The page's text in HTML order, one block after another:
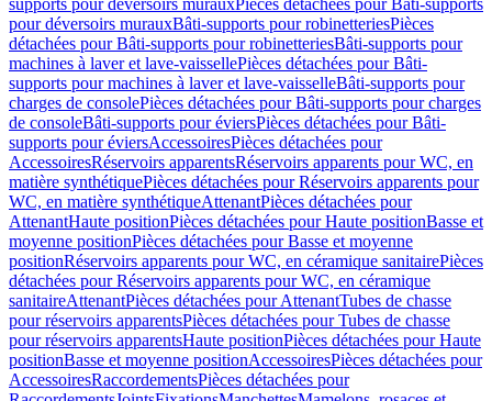
supports pour déversoirs murauxPièces détachées pour Bâti-supports
pour déversoirs murauxBâti-supports pour robinetteriesPièces
détachées pour Bâti-supports pour robinetteriesBâti-supports pour
machines à laver et lave-vaissellePièces détachées pour Bâti-
supports pour machines à laver et lave-vaisselleBâti-supports pour
charges de consolePièces détachées pour Bâti-supports pour charges
de consoleBâti-supports pour éviersPièces détachées pour Bâti-
supports pour éviersAccessoiresPièces détachées pour
AccessoiresRéservoirs apparentsRéservoirs apparents pour WC, en
matière synthétiquePièces détachées pour Réservoirs apparents pour
WC, en matière synthétiqueAttenantPièces détachées pour
AttenantHaute positionPièces détachées pour Haute positionBasse et
moyenne positionPièces détachées pour Basse et moyenne
positionRéservoirs apparents pour WC, en céramique sanitairePièces
détachées pour Réservoirs apparents pour WC, en céramique
sanitaireAttenantPièces détachées pour AttenantTubes de chasse
pour réservoirs apparentsPièces détachées pour Tubes de chasse
pour réservoirs apparentsHaute positionPièces détachées pour Haute
positionBasse et moyenne positionAccessoiresPièces détachées pour
AccessoiresRaccordementsPièces détachées pour